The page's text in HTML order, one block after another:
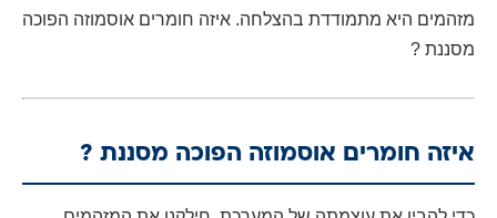
מזהמים היא מתמודדת בהצלחה. איזה חומרים אוסמוזה הפוכה
מסננת ?
איזה חומרים אוסמוזה הפוכה מסננת ?